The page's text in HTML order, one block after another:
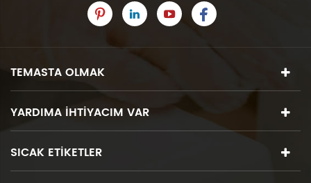
TEMASTA OLMAK
YARDIMA IHTIYACIM VAR
SICAK ETIKETLER